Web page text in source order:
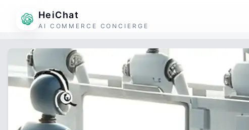
HeiChat
AI COMMERCE CONCIERGE